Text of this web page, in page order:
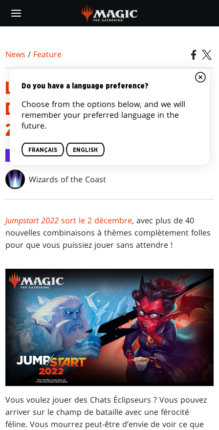
main
News / Feature
LISTES DE CARTES ET THÈMES
DES BOOSTERS JUMPSTART
2022
Feature 23 nov. 2022
Wizards of the Coast
Jumpstart 2022 sort le 2 décembre, avec plus de 40
nouvelles combinaisons à thèmes complètement folles
pour que vous puissiez jouer sans attendre !
Vous voulez jouer des Chats Éclipseurs ? Vous pouvez
arriver sur le champ de bataille avec une férocité
féline. Vous mourrez peut-être d’envie de voir ce que
Do you have a language preference?
Choose from the options below, and we will
remember your preferred language in the
future.
FRANÇAIS ENGLISH